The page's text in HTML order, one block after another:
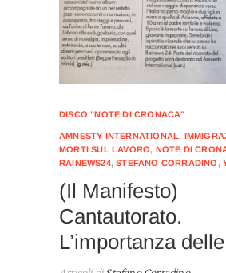
DISCO "NOTE DI CRONACA"
AMNESTY INTERNATIONAL,
MORTI SUL LAVORO, NOTE DI
RAINEWS24,STEFANO CORRADINO,
(Il Manifesto)
Cantautorato.
L’importanza